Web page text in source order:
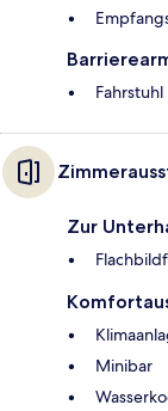
Fahrstuhl
Zur
Minibar